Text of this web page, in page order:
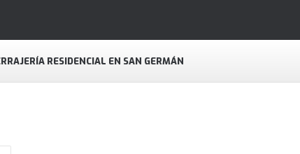
RESIDENCIAL EN SAN GERMÁN